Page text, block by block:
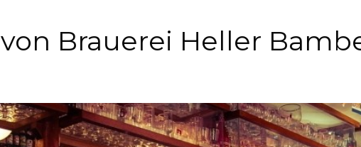
Brauerei Heller